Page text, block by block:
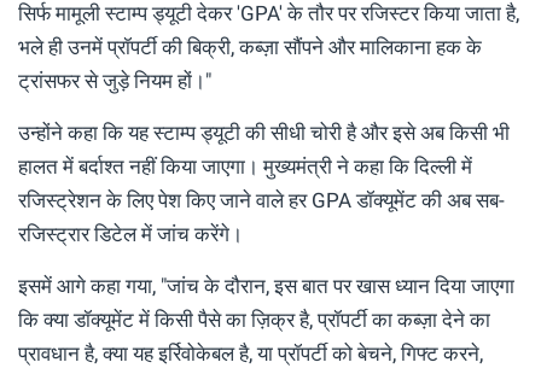
सिर्फ मामूली स्टाम्प ड्यूटी देकर 'GPA' के तौर पर रजिस्टर किया जाता है,
भले ही उनमें प्रॉपर्टी की बिक्री, कब्ज़ा सौंपने और मालिकाना हक के
ट्रांसफर से जुड़े नियम हों।"
उन्होंने कहा कि यह स्टाम्प ड्यूटी की सीधी चोरी है और इसे अब किसी भी
हालत में बर्दाश्त नहीं किया जाएगा। मुख्यमंत्री ने कहा कि दिल्ली में
रजिस्ट्रेशन के लिए पेश किए जाने वाले हर GPA डॉक्यूमेंट की अब सब-
रजिस्ट्रार डिटेल में जांच करेंगे।
इसमें आगे कहा गया, "जांच के दौरान, इस बात पर खास ध्यान दिया जाएगा
कि क्या डॉक्यूमेंट में किसी पैसे का ज़िक्र है, प्रॉपर्टी का कब्ज़ा देने का
प्रावधान है, क्या यह इर्रिवोकेबल है, या प्रॉपर्टी को बेचने, गिफ्ट करने,